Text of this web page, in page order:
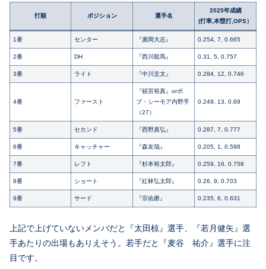
打順 ポジション 選手名
2025年成績
(打率,本塁打,OPS）
1番 センター 『廣岡大志』 0.254, 7, 0.665
2番 DH 『西川龍馬』 0.31, 5, 0.757
3番 ライト 『中川圭太』 0.284, 12, 0.746
4番 ファースト
『頓宮裕真』orボ
ブ・シーモア内野手
（27）
0.249, 13, 0.69
5番 セカンド 『西野真弘』 0.287, 7, 0.777
6番 キャッチャー 『森友哉』 0.205, 1, 0.598
7番 レフト 『杉本裕太郎』 0.259, 16, 0.758
8番 ショート 『紅林弘太郎』 0.26, 9, 0.703
9番 サード 『宗佑磨』 0.235, 6, 0.631
上記で上げていないメンバだと『太田椋』選手、『若月健矢』選
手あたりの出場もありえそう。若手だと『麦谷 祐介』選手に注
目です。